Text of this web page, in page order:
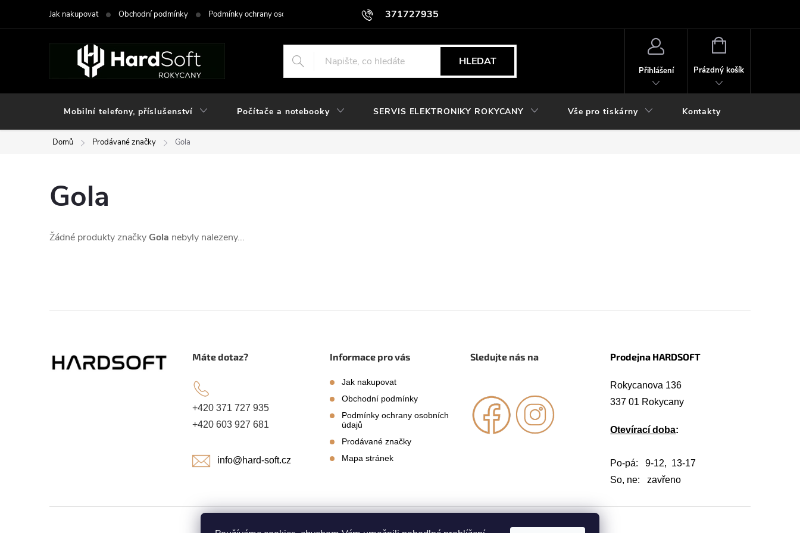
371727935
Jak nakupovat Obchodní podmínky Podmínky ochrany osobních údajů
HLEDAT
Přihlášení
NÁKUPNÍ
Prázdný košík
Mobilní telefony, příslušenství Počítače a notebooky SERVIS ELEKTRONIKY ROKYCANY Vše pro tiskárny Kontakty
Domů Prodávané značky Gola
Gola
Žádné produkty značky Gola nebyly nalezeny...
Máte dotaz?
+420 371 727 935
+420 603 927 681
info@hard-soft.cz
Informace pro vás
Jak nakupovat
Obchodní podmínky
Podmínky ochrany osobních
údajů
Prodávané značky
Mapa stránek
Sledujte nás na Prodejna HARDSOFT
Rokycanova 136
337 01 Rokycany
Otevírací doba:
Po-pá: 9-12, 13-17
So, ne: zavřeno
. Všechna práva vyhrazena.